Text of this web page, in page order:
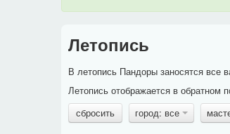
Летопись
В летопись Пандоры заносятся все
Летопись отображается в обратном
сбросить
город: все